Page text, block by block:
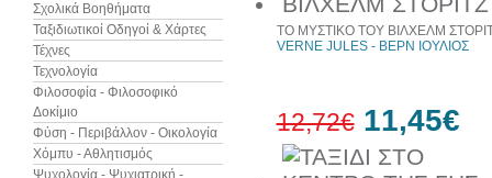
Σχολικά Βοηθήματα
Ταξιδιωτικοί Οδηγοί & Χάρτες
Τέχνες
Τεχνολογία
Φιλοσοφία - Φιλοσοφικό
Δοκίμιο
Φύση - Περιβάλλον - Οικολογία
Χόμπυ - Αθλητισμός
Ψυχολογία - Ψυχιατρική -
ΤΟ ΜΥΣΤΙΚΟ ΤΟΥ ΒΙΛΧΕΛΜ
VERNE JULES - ΒΕΡΝ ΙΟΥΛΙΟΣ
12,72€ 11,45€